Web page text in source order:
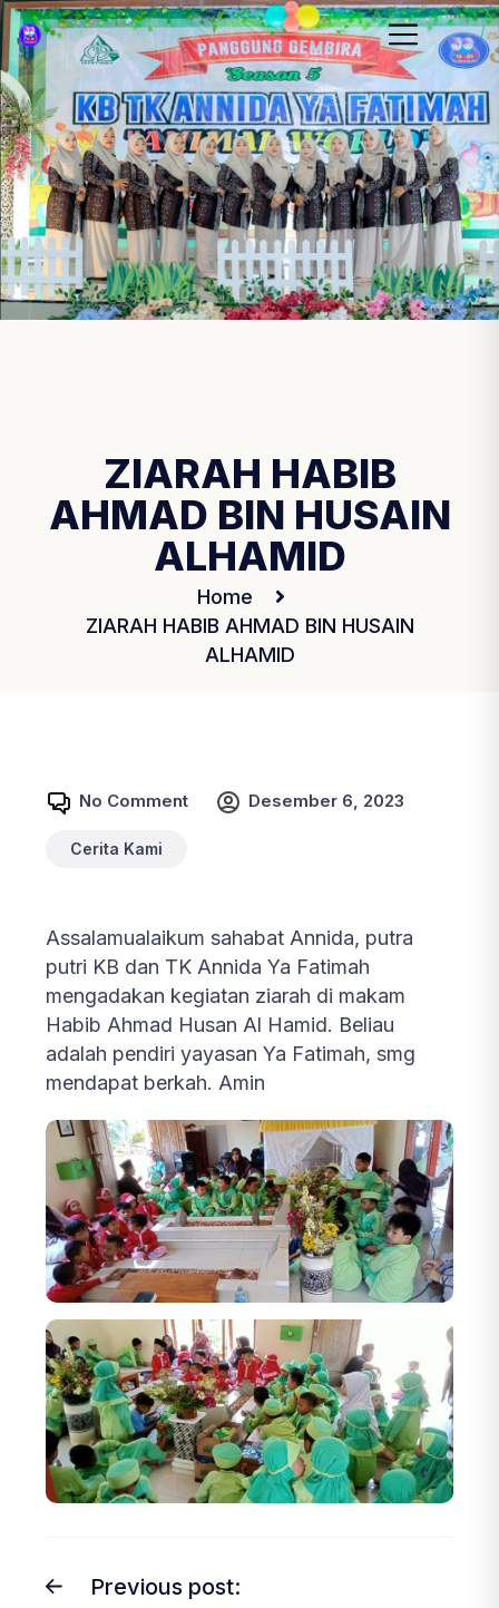
ZIARAH HABIB
AHMAD BIN HUSAIN
ALHAMID
Home
ZIARAH HABIB AHMAD BIN HUSAIN
ALHAMID
No Comment Desember 6, 2023
Cerita Kami
Assalamualaikum sahabat Annida, putra
putri KB dan TK Annida Ya Fatimah
mengadakan kegiatan ziarah di makam
Habib Ahmad Husan Al Hamid. Beliau
adalah pendiri yayasan Ya Fatimah, smg
mendapat berkah. Amin
Previous post: